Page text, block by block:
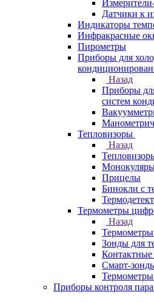
Датчики к
Индикаторы
Инфракрасные
Пирометры
Приборы для
Назад
Приборы
систем
Тепловизоры
Назад
Прицелы
Бинокли с
Термометры
Назад
Зонды для
Смарт-
Приборы контроля